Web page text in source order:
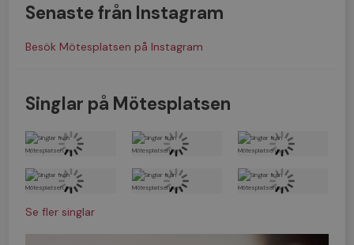
Senaste från Instagram
Besök Mötesplatsen på Instagram
Singlar på Mötesplatsen
Se fler singlar